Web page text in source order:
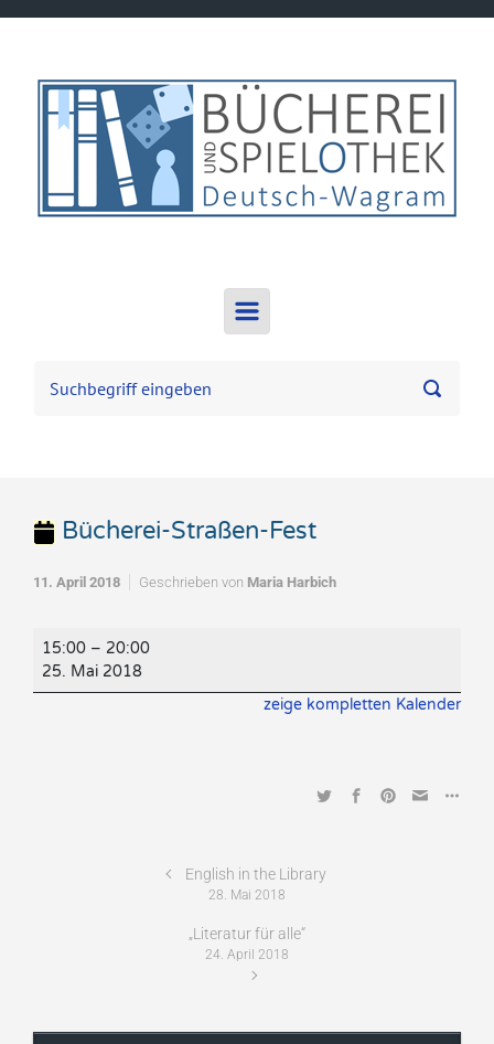
Bücherei-Straßen-Fest
11. April 2018 Geschrieben von Maria Harbich
Bücherei-
Straßen-
15:00 – 20:00
25. Mai 2018
zeige kompletten Kalender
English in the Library
28. Mai 2018
„Literatur für alle“
24. April 2018